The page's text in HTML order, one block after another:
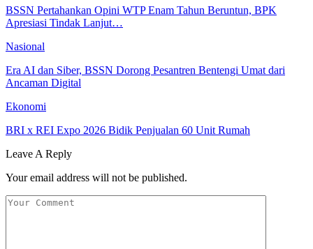
BSSN Pertahankan Opini WTP Enam Tahun Beruntun, BPK
Apresiasi Tindak Lanjut…
Nasional
Era AI dan Siber, BSSN Dorong Pesantren Bentengi Umat dari
Ancaman Digital
Ekonomi
BRI x REI Expo 2026 Bidik Penjualan 60 Unit Rumah
Leave A Reply
Your email address will not be published.